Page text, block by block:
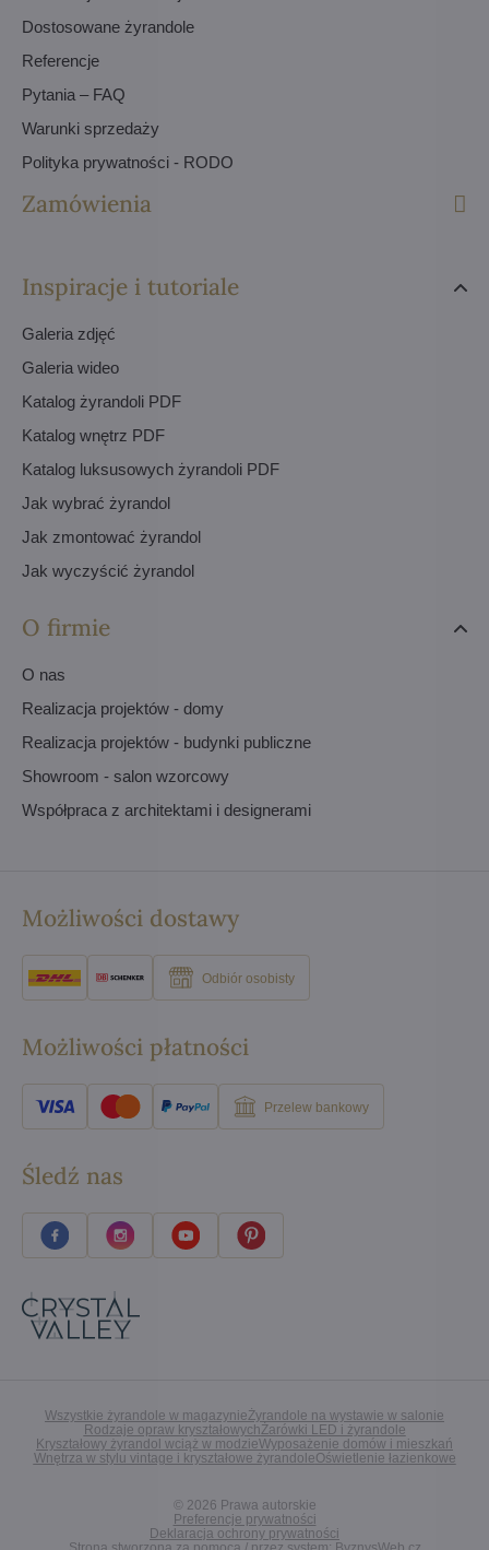
Dostosowane żyrandole
Referencje
Pytania – FAQ
Warunki sprzedaży
Polityka prywatności - RODO
Zamówienia
Inspiracje i tutoriale
Galeria zdjęć
Galeria wideo
Katalog żyrandoli PDF
Katalog wnętrz PDF
Katalog luksusowych żyrandoli PDF
Jak wybrać żyrandol
Jak zmontować żyrandol
Jak wyczyścić żyrandol
O firmie
O nas
Realizacja projektów - domy
Realizacja projektów - budynki publiczne
Showroom - salon wzorcowy
Współpraca z architektami i designerami
Możliwości dostawy
Odbiór osobisty
Możliwości płatności
Przelew bankowy
Śledź nas
Wszystkie żyrandole w magazynieŻyrandole na wystawie w salonie
Rodzaje opraw kryształowychŻarówki LED i żyrandole
Kryształowy żyrandol wciąż w modzieWyposażenie domów i mieszkań
Wnętrza w stylu vintage i kryształowe żyrandoleOświetlenie łazienkowe
© 2026 Prawa autorskie
Preferencje prywatności
Deklaracja ochrony prywatności